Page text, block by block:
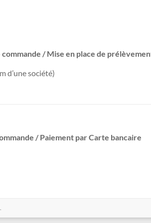
/ Mise en place de
d’une société)
/ Paiement par Carte bancaire